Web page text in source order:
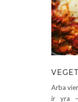
Arba
ir yra –